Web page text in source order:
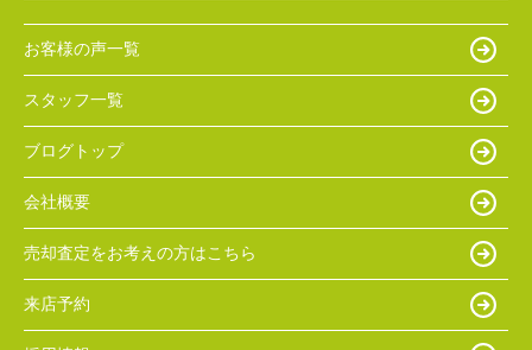
お客様の声一覧
スタッフ一覧
ブログトップ
会社概要
売却査定をお考えの方はこちら
来店予約